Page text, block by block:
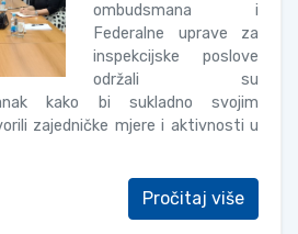
ombudsmana i
Federalne uprave za
inspekcijske poslove
održali su
kako bi sukladno svojim
zajedničke mjere i aktivnosti u
Pročitaj više